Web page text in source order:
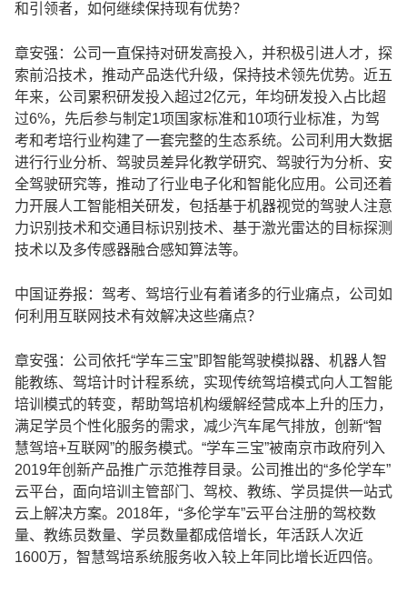
和引领者，如何继续保持现有优势？
章安强：公司一直保持对研发高投入，并积极引进人才，探
索前沿技术，推动产品迭代升级，保持技术领先优势。近五
年来，公司累积研发投入超过2亿元，年均研发投入占比超
过6%，先后参与制定1项国家标准和10项行业标准，为驾
考和考培行业构建了一套完整的生态系统。公司利用大数据
进行行业分析、驾驶员差异化教学研究、驾驶行为分析、安
全驾驶研究等，推动了行业电子化和智能化应用。公司还着
力开展人工智能相关研发，包括基于机器视觉的驾驶人注意
力识别技术和交通目标识别技术、基于激光雷达的目标探测
技术以及多传感器融合感知算法等。
中国证券报：驾考、驾培行业有着诸多的行业痛点，公司如
何利用互联网技术有效解决这些痛点？
章安强：公司依托“学车三宝”即智能驾驶模拟器、机器人智
能教练、驾培计时计程系统，实现传统驾培模式向人工智能
培训模式的转变，帮助驾培机构缓解经营成本上升的压力，
满足学员个性化服务的需求，减少汽车尾气排放，创新“智
慧驾培+互联网”的服务模式。“学车三宝”被南京市政府列入
2019年创新产品推广示范推荐目录。公司推出的“多伦学车”
云平台，面向培训主管部门、驾校、教练、学员提供一站式
云上解决方案。2018年，“多伦学车”云平台注册的驾校数
量、教练员数量、学员数量都成倍增长，年活跃人次近
1600万，智慧驾培系统服务收入较上年同比增长近四倍。